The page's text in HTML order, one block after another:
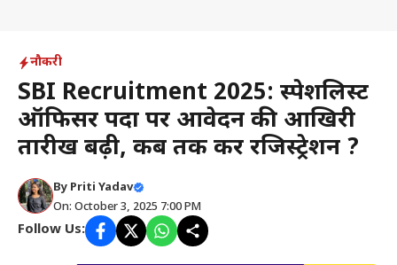
नौकरी
SBI Recruitment 2025: स्पेशलिस्ट
ऑफिसर पदों पर आवेदन की आखिरी
तारीख बढ़ी, कब तक करें रजिस्ट्रेशन ?
By Priti Yadav
On: October 3, 2025 7:00 PM
Follow Us: